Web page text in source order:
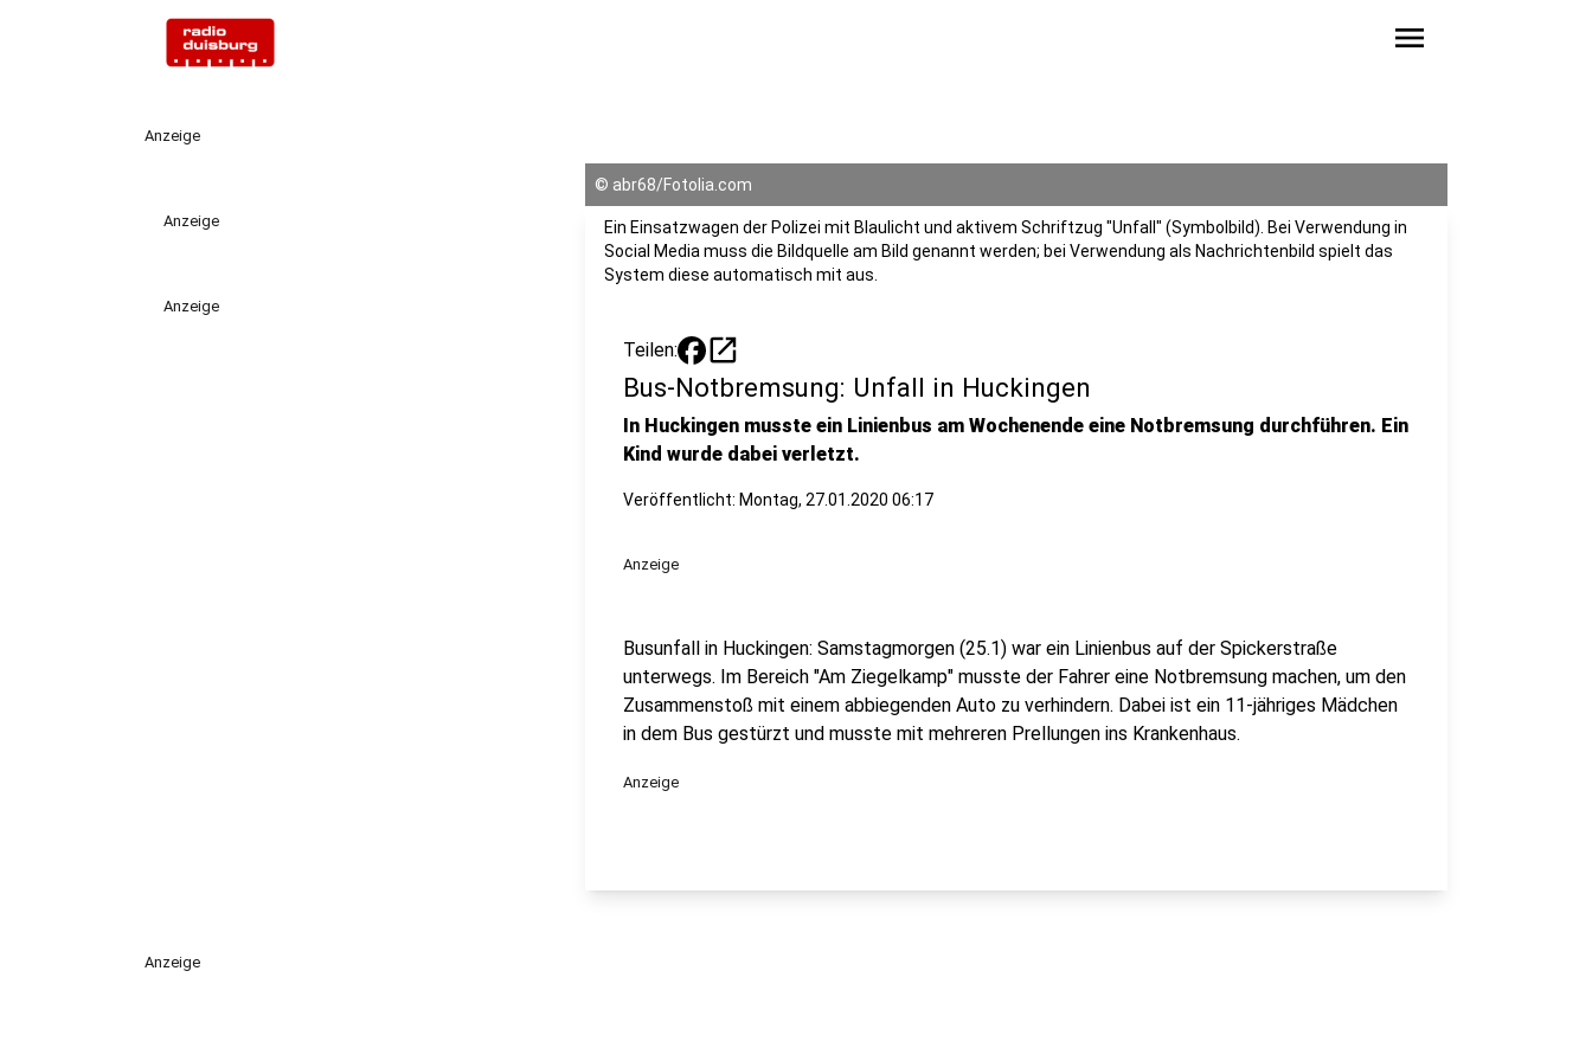
menu
Anzeige
Anzeige
Anzeige
© abr68/Fotolia.com
Ein Einsatzwagen der Polizei mit Blaulicht und aktivem Schriftzug "Unfall" (Symbolbild). Bei Verwendung in
Social Media muss die Bildquelle am Bild genannt werden; bei Verwendung als Nachrichtenbild spielt das
System diese automatisch mit aus.
Teilen: open_in_new
Bus-Notbremsung: Unfall in Huckingen
In Huckingen musste ein Linienbus am Wochenende eine Notbremsung durchführen. Ein
Kind wurde dabei verletzt.
Veröffentlicht: Montag, 27.01.2020 06:17
Anzeige
Busunfall in Huckingen: Samstagmorgen (25.1) war ein Linienbus auf der Spickerstraße
unterwegs. Im Bereich "Am Ziegelkamp" musste der Fahrer eine Notbremsung machen, um den
Zusammenstoß mit einem abbiegenden Auto zu verhindern. Dabei ist ein 11-jähriges Mädchen
in dem Bus gestürzt und musste mit mehreren Prellungen ins Krankenhaus.
Anzeige
Anzeige